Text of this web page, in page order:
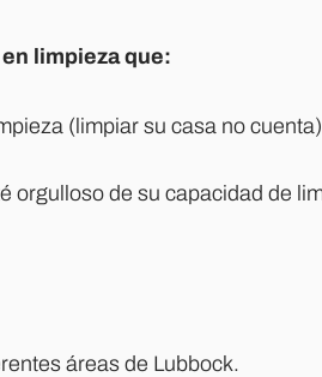
limpieza que:
(limpiar su casa no
orgulloso de su capacidad de
áreas de Lubbock.